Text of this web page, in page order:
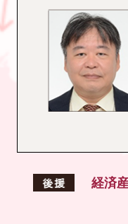
経済